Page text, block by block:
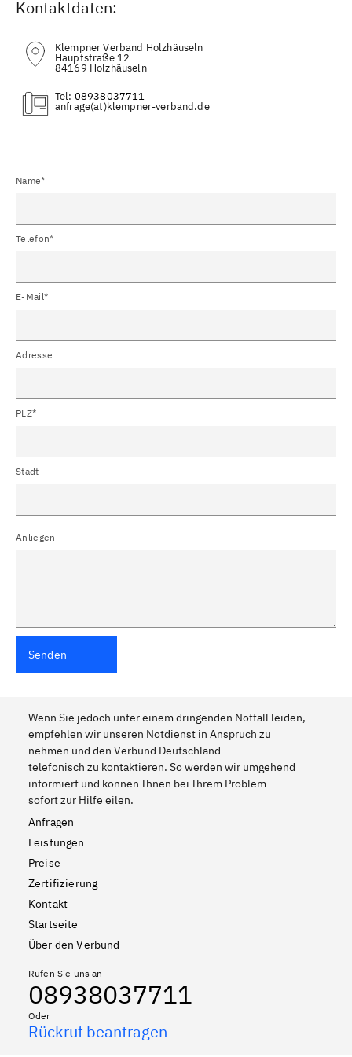
Kontaktdaten:
Klempner Verband Holzhäuseln
Hauptstraße 12
84169 Holzhäuseln
Tel: 08938037711
(at)
Name*
Telefon*
E-Mail*
Adresse
PLZ*
Stadt
Anliegen
Senden
Wenn Sie jedoch unter einem dringenden Notfall leiden,
empfehlen wir unseren Notdienst in Anspruch zu
nehmen und den Verbund Deutschland
telefonisch zu kontaktieren. So werden wir umgehend
informiert und können Ihnen bei Ihrem Problem
sofort zur Hilfe eilen.
Anfragen
Leistungen
Preise
Zertifizierung
Kontakt
Startseite
Über den Verbund
Rufen Sie uns an
08938037711
Oder
Rückruf beantragen